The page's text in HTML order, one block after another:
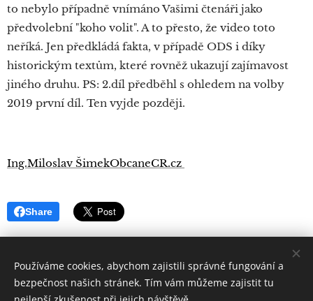
to nebylo případně vnímáno Vašimi čtenáři jako
předvolební "koho volit". A to přesto, že video toto
neříká. Jen předkládá fakta, v případě ODS i díky
historickým textům, které rovněž ukazují zajímavost
jiného druhu. PS: 2.díl předběhl s ohledem na volby
2019 první díl. Ten vyjde později.
Ing.Miloslav ŠimekObcaneCR.cz
Share
Používáme cookies, abychom zajistili správné fungování a
bezpečnost našich stránek. Tím vám můžeme zajistit tu